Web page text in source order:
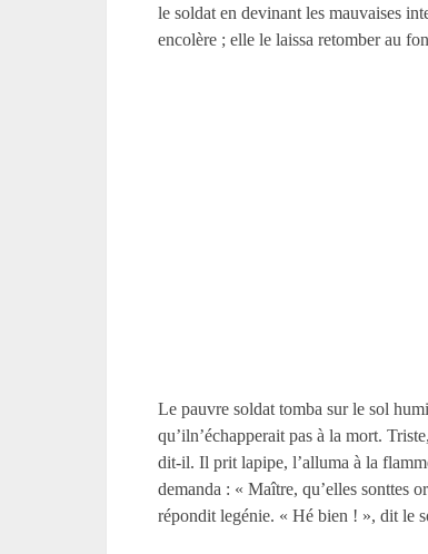
le soldat en devinant les mauvaises
encolère ; elle le laissa retomber au
Le pauvre soldat tomba sur le sol
qu’iln’échapperait pas à la mort.
dit-il. Il prit lapipe, l’alluma à la
demanda : « Maître, qu’elles sonttes
répondit legénie. « Hé bien ! », dit le